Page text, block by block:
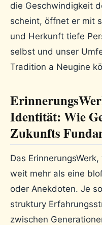
die Geschwindigkeit
scheint, öffnet er mit
und Herkunft tiefe
selbst und unser
Tradition a Neugine
Identität: Wie
Zukunfts
Das
weit mehr als eine
oder Anekdoten. Je
struktury
zwischen